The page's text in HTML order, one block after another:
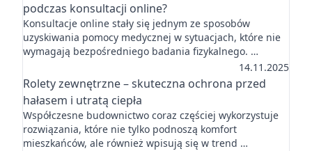
podczas konsultacji online?
Konsultacje online stały się jednym ze sposobów
uzyskiwania pomocy medycznej w sytuacjach, które nie
wymagają bezpośredniego badania fizykalnego. …
14.11.2025
Rolety zewnętrzne – skuteczna ochrona przed
hałasem i utratą ciepła
Współczesne budownictwo coraz częściej wykorzystuje
rozwiązania, które nie tylko podnoszą komfort
mieszkańców, ale również wpisują się w trend …